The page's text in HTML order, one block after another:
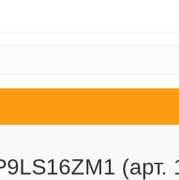
(арт.